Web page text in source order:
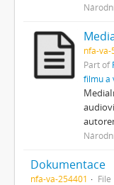
nfa-va-
Part of
filmu a
Dokumentace
nfa-va-254401 File